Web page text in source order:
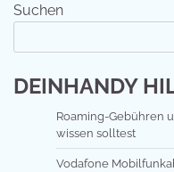
Suchen
DEINHANDY
Roaming-Gebühren
wissen solltest
Vodafone